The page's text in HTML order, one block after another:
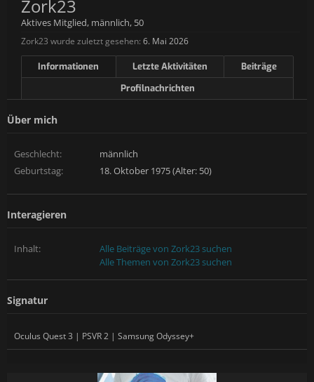
Zork23
Aktives Mitglied, männlich, 50
Zork23 wurde zuletzt gesehen: 6. Mai 2026
Informationen Letzte Aktivitäten
Beiträge
Profilnachrichten
Über mich
Geschlecht:
männlich
Geburtstag:
18. Oktober 1975 (Alter: 50)
Interagieren
Inhalt:
Alle Beiträge von Zork23 suchen
Alle Themen von Zork23 suchen
Signatur
Oculus Quest 3 | PSVR 2 | Samsung Odyssey+